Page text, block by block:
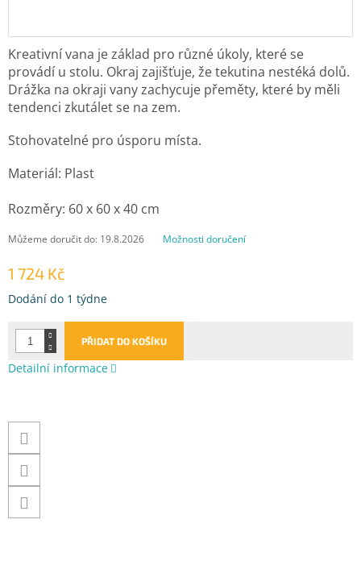
1 724 Kč
Měrná
Dodání do 1 týdne
Můžeme doručit do: 19.8.2026 Možnosti doručení
PŘIDAT DO KOŠÍKU
Kreativní vana je základ pro různé úkoly, které se
provádí u stolu. Okraj zajišťuje, že tekutina nestéká dolů.
Drážka na okraji vany zachycuje přeměty, které by měli
tendenci zkutálet se na zem.
Stohovatelné pro úsporu místa.
Materiál: Plast
Rozměry: 60 x 60 x 40 cm
Detailní informace